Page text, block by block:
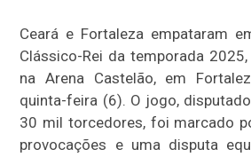
Ceará e Fortaleza empataram
Clássico-Rei da temporada
na Arena Castelão, em
quinta-feira (6). O jogo,
30 mil torcedores, foi marcado
provocações e uma disputa